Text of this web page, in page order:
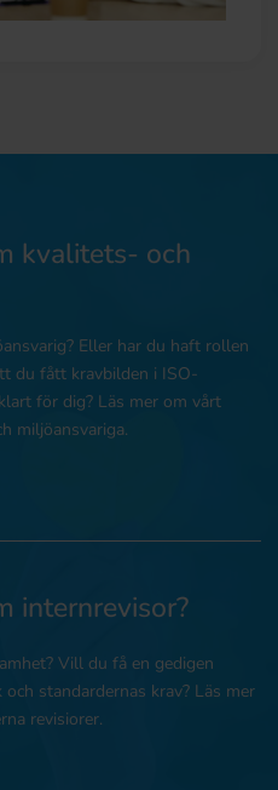
kvalitets- och
Eller har du haft rollen
du fått kravbilden i ISO-
för dig? Läs mer om vårt
miljöansvariga.
internrevisor?
Vill du få en gedigen
standardernas krav? Läs mer
revisiorer.